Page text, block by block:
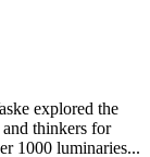
explored the
thinkers for
1000 luminaries...